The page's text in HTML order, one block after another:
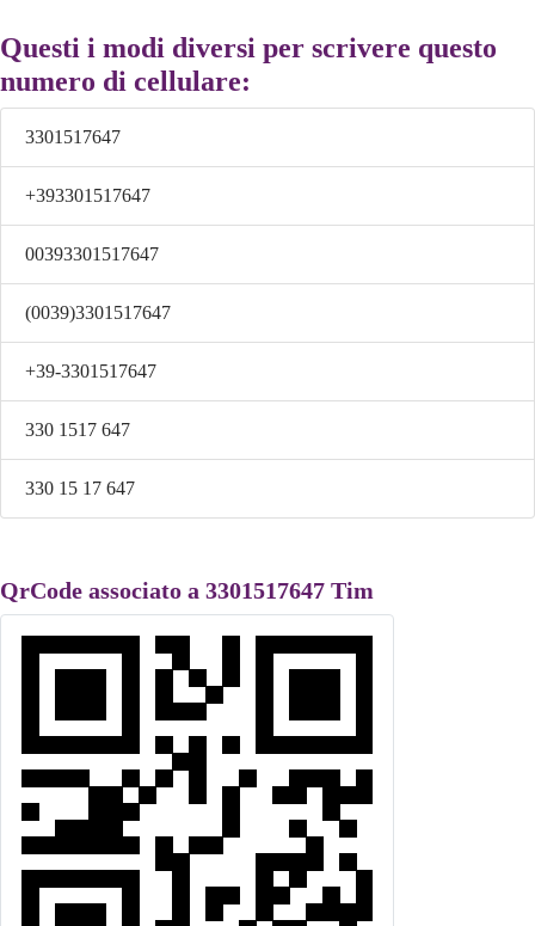
Questi i modi diversi per scrivere questo
numero di cellulare:
3301517647
+393301517647
00393301517647
(0039)3301517647
+39-3301517647
330 1517 647
330 15 17 647
QrCode associato a 3301517647 Tim